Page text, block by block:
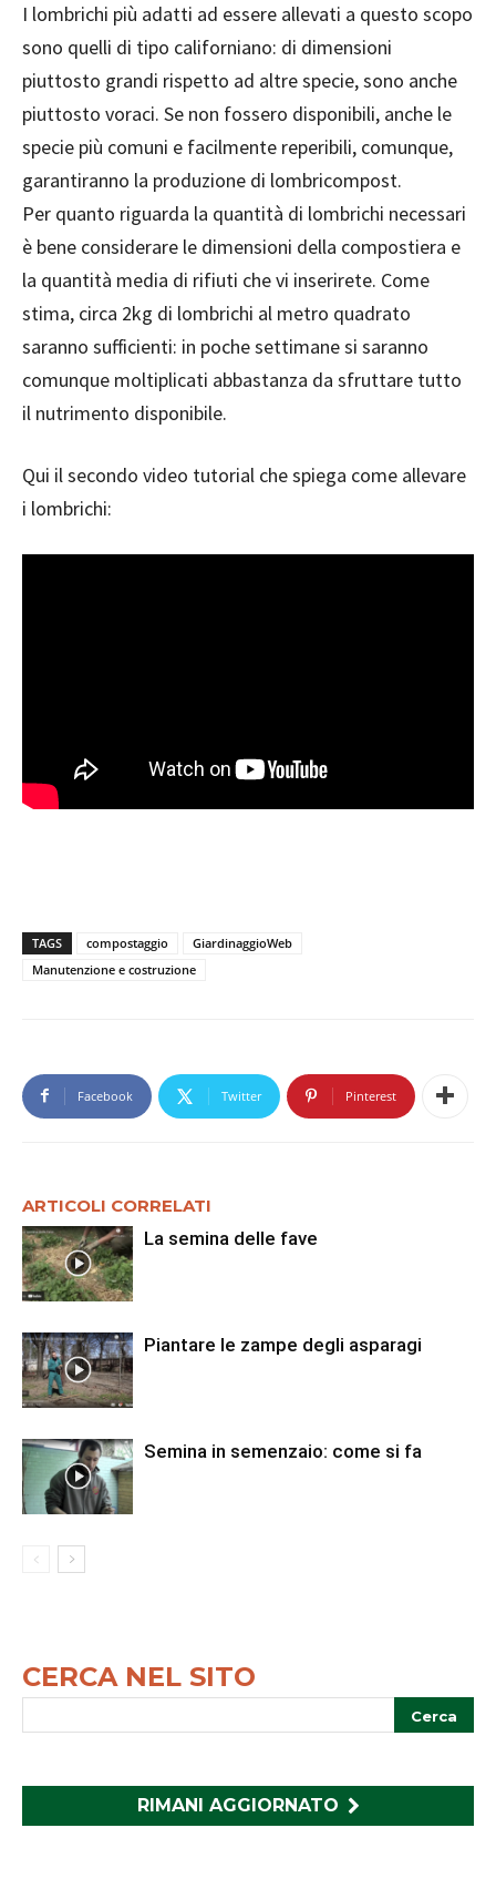
I lombrichi più adatti ad essere allevati a questo scopo
sono quelli di tipo californiano: di dimensioni
piuttosto grandi rispetto ad altre specie, sono anche
piuttosto voraci. Se non fossero disponibili, anche le
specie più comuni e facilmente reperibili, comunque,
garantiranno la produzione di lombricompost.
Per quanto riguarda la quantità di lombrichi necessari
è bene considerare le dimensioni della compostiera e
la quantità media di rifiuti che vi inserirete. Come
stima, circa 2kg di lombrichi al metro quadrato
saranno sufficienti: in poche settimane si saranno
comunque moltiplicati abbastanza da sfruttare tutto
il nutrimento disponibile.
Qui il secondo video tutorial che spiega come allevare
i lombrichi:
TAGS compostaggio
GiardinaggioWeb
Manutenzione e costruzione
Facebook Twitter Pinterest
ARTICOLI CORRELATI
La semina delle fave
Piantare le zampe degli asparagi
Semina in semenzaio: come si fa
CERCA NEL SITO
RIMANI AGGIORNATO